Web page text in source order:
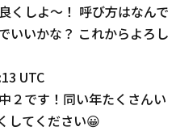
くしよ〜！ 呼び方はなんで
いいかな？ これからよろし
UTC
２です！同い年たくさんい
してください😀